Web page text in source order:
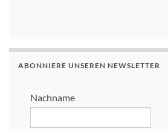
ABONNIERE UNSEREN NEWSLETTER
Nachname